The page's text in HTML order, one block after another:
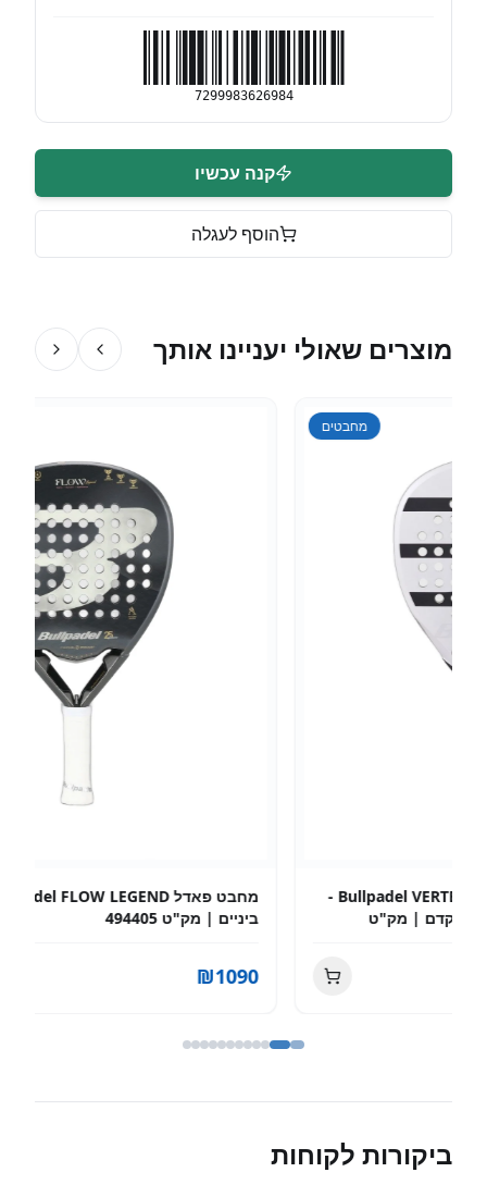
7299983626984
קנה עכשיו
הוסף לעגלה
מוצרים שאולי יעניינו אותך
מחבט פאדל Bullpadel FLOW LEGEND — סדרת
ביניים | מק"ט 494405
ביקורות לקוחות